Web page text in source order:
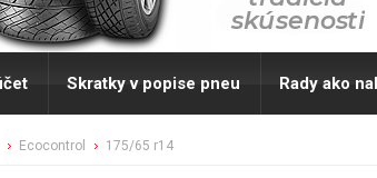
Skratky v popise pneu Rady ako
ecocontrol 175/65 r14